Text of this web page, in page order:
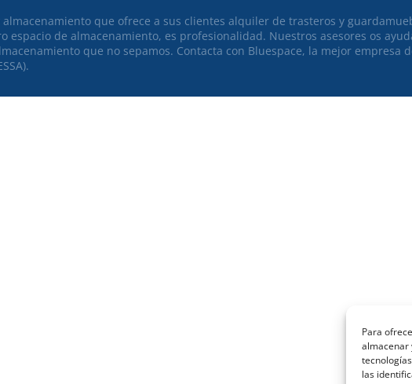
Para
almacenar
las
que ofrece a sus clientes alquiler de trasteros y
espacio de almacenamiento, es profesionalidad. Nuestros asesores os
que no sepamos. Contacta con Bluespace, la mejor empresa